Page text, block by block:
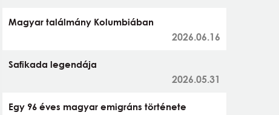
Magyar találmány Kolumbiában
2026.06.16
Safikada legendája
2026.05.31
Egy 96 éves magyar emigráns története